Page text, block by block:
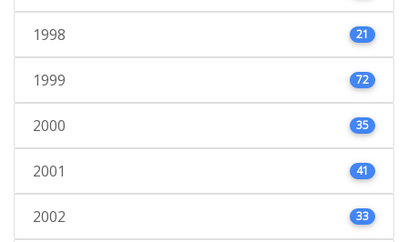
1998 21
1999 72
2000 35
2001 41
2002 33